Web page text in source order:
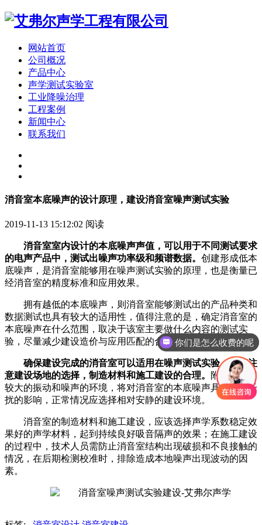
网站首页
公司概况
产品中心
声学测试实验室
工业降噪治理
工程案例
新闻中心
联系我们
消音室本底噪声的设计原理，建设消音室噪声测试实验
2019-11-13 15:12:02 阅读
消音室室内设计的本底噪声声值，可以用于不同测试要求
的电声产品中，测试出噪声功率级和频谱数据。 创建形成低本
底噪声，是消音室能够用在噪声测试实验的原理，也是衡量已
经消音室的精度标准和应用效果。
拥有越低的本底噪声，则消音室能够测试出的产品种类和
数据测试也具有较大的适用性，值得注意的是，确定消音室的
本底噪声在什么范围，取决于该室主要做什么内容的测试实
验，尽量减少建设造价与应用匹配的合适。
确保建设完成的消音室可以适用在噪声测试实验，应该注
意建设场地的选择，制造材料和施工建设的合理。
附近存在用
较大的振动和噪声的环境，将对消音室的本底噪声具有冲击干
扰的影响，正常情况应选择相对安静的建设环境。
消音室的制造材料和施工建设，应该选择声学系数稳定效
果好的声学材料，起到持续良好吸音隔声的效果；在施工建设
的过程中，技术人员需防止消音室结构出现破损和不良接触的
情况，在后期检测校准时，排除造成本地噪声出现波动的因
素。
你们是怎么收费的呢